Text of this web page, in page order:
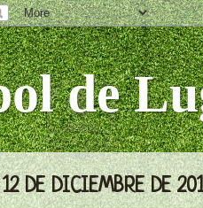
de
12 DE DICIEMBRE DE